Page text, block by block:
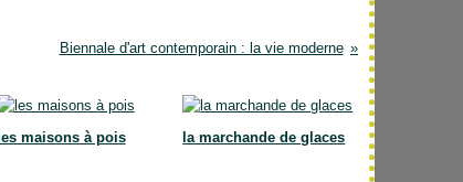
Biennale d'art contemporain : la vie moderne
les maisons à pois la marchande de glaces